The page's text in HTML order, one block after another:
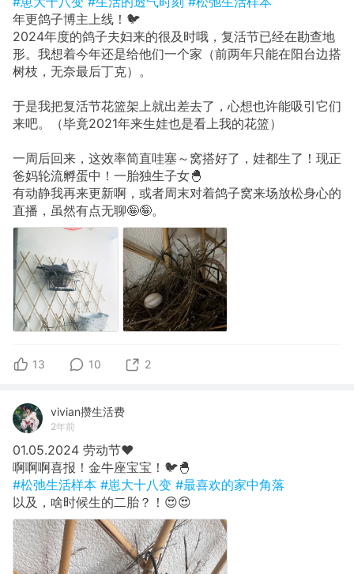
年更鸽子博主上线！🐦
2024年度的鸽子夫妇来的很及时哦，复活节已经在勘查地
形。我想着今年还是给他们一个家（前两年只能在阳台边搭
树枝，无奈最后丁克）。
于是我把复活节花篮架上就出差去了，心想也许能吸引它们
来吧。（毕竟2021年来生娃也是看上我的花篮）
一周后回来，这效率简直哇塞～窝搭好了，娃都生了！现正
爸妈轮流孵蛋中！一胎独生子女🐣
有动静我再来更新啊，或者周末对着鸽子窝来场放松身心的
直播，虽然有点无聊🤪🤪。
13 10 2
vivian攒生活费
2年前
01.05.2024 劳动节❤️
啊啊啊喜报！金牛座宝宝！🐦🐣
#松弛生活样本 #崽大十八变 #最喜欢的家中角落
以及，啥时候生的二胎？！😍😍